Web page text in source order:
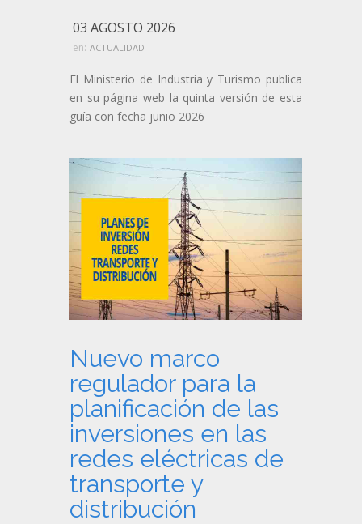
03 AGOSTO 2026
en: ACTUALIDAD
El Ministerio de Industria y Turismo publica
en su página web la quinta versión de esta
guía con fecha junio 2026
Nuevo marco
regulador para la
planificación de las
inversiones en las
redes eléctricas de
transporte y
distribución